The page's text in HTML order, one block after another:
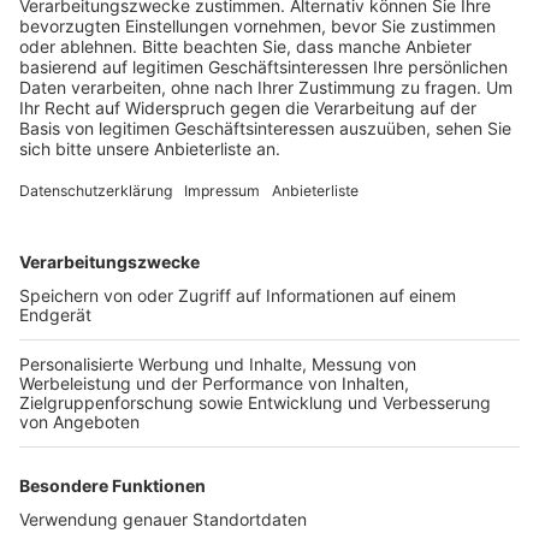
Veröffentlicht:Donnerstag, 27.04.2023 08:42
Anzeige
Diebstahl-Symbol am Neumarkt. Es soll dafür sorgen,
checken, ob ihre Tasche, der Geldbeutel und das
Handy noch da sind – und vielleicht sogar prüfen, ob
sich die Sachen noch sicherer verstauen lassen. Die
Warnungen sind auf deutsch und englisch sollen auch
Touristen wachsamer machen. Besonders viele
Taschendiebstähle passieren am Neumarkt, in Kalk,
Deutz und am Hauptbahnhof.
Anzeige